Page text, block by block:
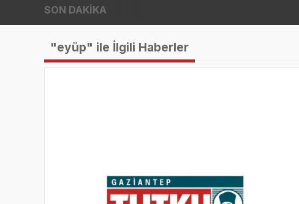
SON DAKİKA
"eyüp" ile İlgili Haberler